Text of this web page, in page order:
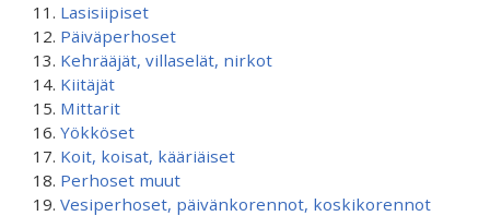
Lasisiipiset
Päiväperhoset
Kehrääjät, villaselät, nirkot
Kiitäjät
Mittarit
Yökköset
Koit, koisat, kääriäiset
Perhoset muut
Vesiperhoset, päivänkorennot, koskikorennot